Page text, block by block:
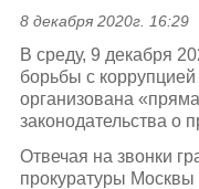
8 декабря 2020г. 16:29
В среду, 9 декабря
борьбы с
организована
законодательства о
Отвечая на звонки
прокуратуры